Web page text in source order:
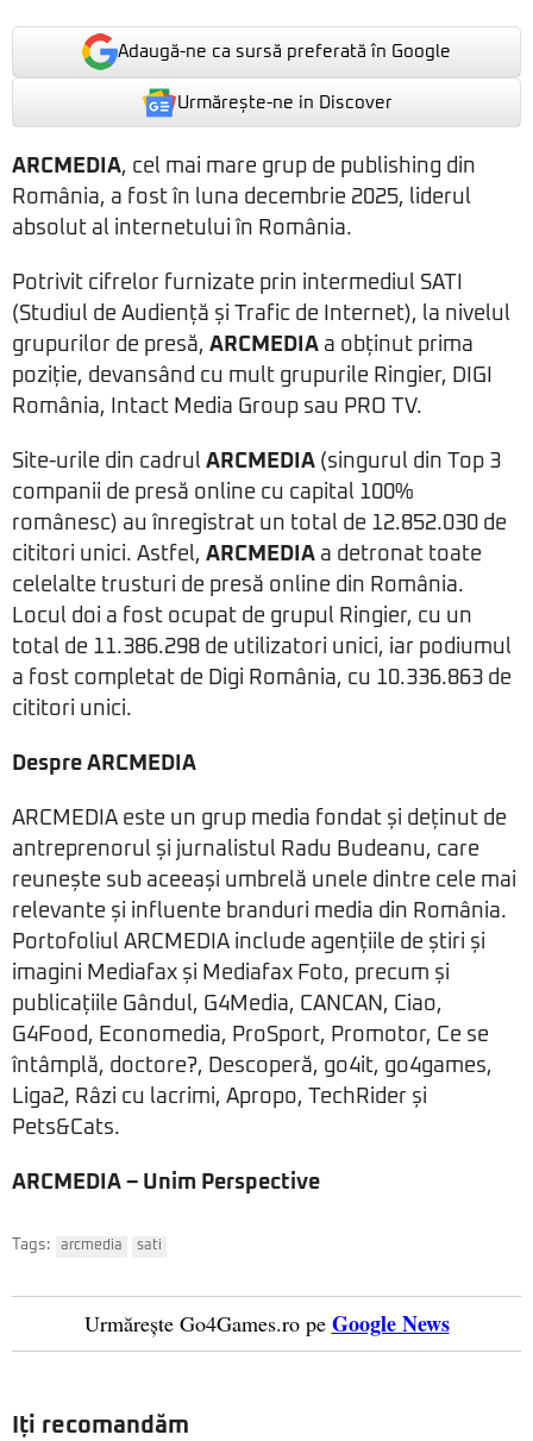
Adaugă-ne ca sursă preferată în Google
Urmărește-ne in Discover
ARCMEDIA, cel mai mare grup de publishing din
România, a fost în luna decembrie 2025, liderul
absolut al internetului în România.
Potrivit cifrelor furnizate prin intermediul SATI
(Studiul de Audiență și Trafic de Internet), la nivelul
grupurilor de presă, ARCMEDIA a obținut prima
poziție, devansând cu mult grupurile Ringier, DIGI
România, Intact Media Group sau PRO TV.
Site-urile din cadrul ARCMEDIA (singurul din Top 3
companii de presă online cu capital 100%
românesc) au înregistrat un total de 12.852.030 de
cititori unici. Astfel, ARCMEDIA a detronat toate
celelalte trusturi de presă online din România.
Locul doi a fost ocupat de grupul Ringier, cu un
total de 11.386.298 de utilizatori unici, iar podiumul
a fost completat de Digi România, cu 10.336.863 de
cititori unici.
Despre ARCMEDIA
ARCMEDIA este un grup media fondat și deținut de
antreprenorul și jurnalistul Radu Budeanu, care
reunește sub aceeași umbrelă unele dintre cele mai
relevante și influente branduri media din România.
Portofoliul ARCMEDIA include agențiile de știri și
imagini Mediafax și Mediafax Foto, precum și
publicațiile Gândul, G4Media, CANCAN, Ciao,
G4Food, Economedia, ProSport, Promotor, Ce se
întâmplă, doctore?, Descoperă, go4it, go4games,
Liga2, Râzi cu lacrimi, Apropo, TechRider și
Pets&Cats.
ARCMEDIA – Unim Perspective
Tags: arcmedia sati
Urmărește Go4Games.ro pe Google News
Iți recomandăm